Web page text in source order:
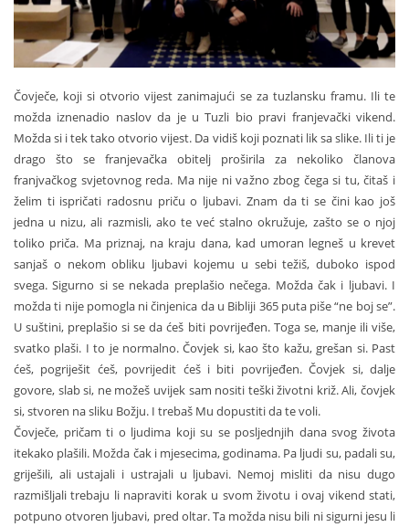
Čovječe, koji si otvorio vijest zanimajući se za tuzlansku framu. Ili te
možda iznenadio naslov da je u Tuzli bio pravi franjevački vikend.
Možda si i tek tako otvorio vijest. Da vidiš koji poznati lik sa slike. Ili ti je
drago što se franjevačka obitelj proširila za nekoliko članova
franjvačkog svjetovnog reda. Ma nije ni važno zbog čega si tu, čitaš i
želim ti ispričati radosnu priču o ljubavi. Znam da ti se čini kao još
jedna u nizu, ali razmisli, ako te već stalno okružuje, zašto se o njoj
toliko priča. Ma priznaj, na kraju dana, kad umoran legneš u krevet
sanjaš o nekom obliku ljubavi kojemu u sebi težiš, duboko ispod
svega. Sigurno si se nekada preplašio nečega. Možda čak i ljubavi. I
možda ti nije pomogla ni činjenica da u Bibliji 365 puta piše “ne boj se”.
U suštini, preplašio si se da ćeš biti povrijeđen. Toga se, manje ili više,
svatko plaši. I to je normalno. Čovjek si, kao što kažu, grešan si. Past
ćeš, pogriješit ćeš, povrijedit ćeš i biti povrijeđen. Čovjek si, dalje
govore, slab si, ne možeš uvijek sam nositi teški životni križ. Ali, čovjek
si, stvoren na sliku Božju. I trebaš Mu dopustiti da te voli.
Čovječe, pričam ti o ljudima koji su se posljednjih dana svog života
itekako plašili. Možda čak i mjesecima, godinama. Pa ljudi su, padali su,
griješili, ali ustajali i ustrajali u ljubavi. Nemoj misliti da nisu dugo
razmišljali trebaju li napraviti korak u svom životu i ovaj vikend stati,
potpuno otvoren ljubavi, pred oltar. Ta možda nisu bili ni sigurni jesu li